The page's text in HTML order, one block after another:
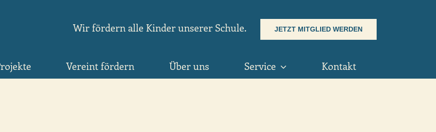
Wir fördern alle Kinder unserer Schule. JETZT MITGLIED WERDEN
Vereint fördern Über uns Service Kontakt